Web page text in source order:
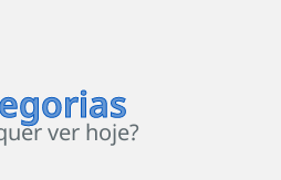
ver hoje?